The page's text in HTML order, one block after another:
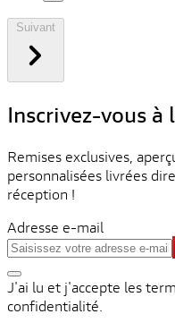
Inscrivez-vous à
Remises exclusives,
personnalisées livrées
réception !
Adresse e-mail
J'ai lu et j'accepte les
confidentialité.